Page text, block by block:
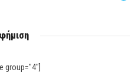
group="4"]